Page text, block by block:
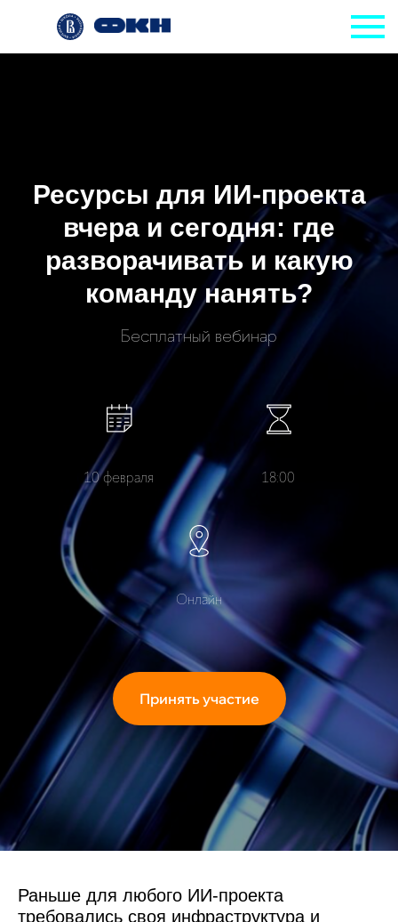
Ресурсы для ИИ-проекта
вчера и сегодня: где
разворачивать и какую
команду нанять?
Бесплатный вебинар
10 февраля 18:00
Онлайн
Принять участие
Раньше для любого ИИ-проекта
требовались своя инфраструктура и